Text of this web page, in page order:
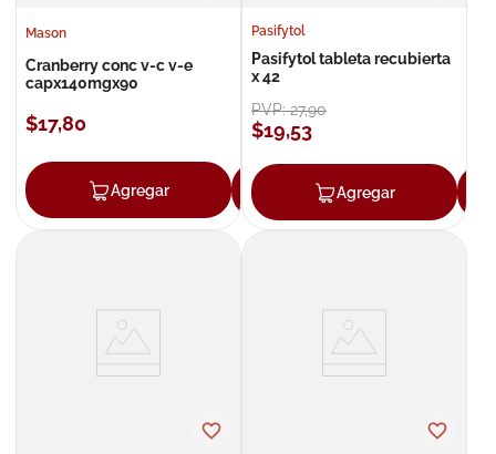
Mason
Cranberry conc v-c v-e
capx140mgx90
$17,80
Agregar Agregar
Pasifytol
Pasifytol tableta recubierta
x 42
PVP:27,90
$19,53
Agregar